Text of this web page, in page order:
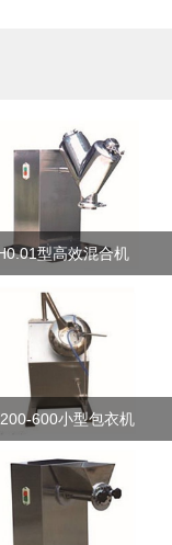
型高效混合机
600小型包衣机